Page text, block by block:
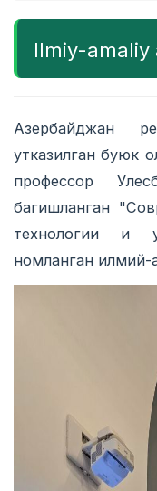
Ilmiy-amaliy
Азербайджан
утказилган буюк
профессор
багишланган
технологии и
номланган